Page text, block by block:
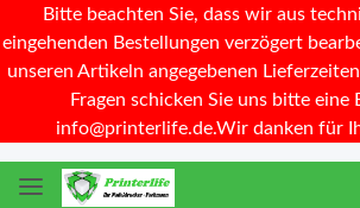
Bitte beachten Sie, dass wir aus
eingehenden Bestellungen verzögert
unseren Artikeln angegebenen
Fragen schicken Sie uns bitte eine
info@printerlife.de.Wir danken für